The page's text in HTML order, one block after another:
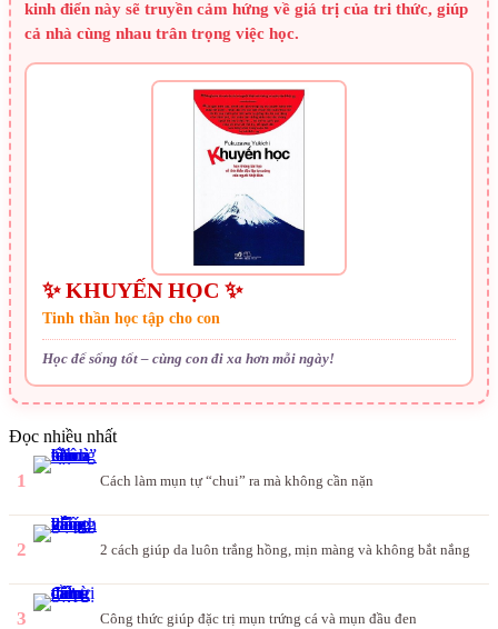
kinh điển này sẽ truyền cảm hứng về giá trị của tri thức, giúp
cả nhà cùng nhau trân trọng việc học.
✨ KHUYẾN HỌC ✨
Tinh thần học tập cho con
Học để sống tốt – cùng con đi xa hơn mỗi ngày!
Đọc nhiều nhất
1 Cách làm mụn tự “chui” ra mà không cần nặn
2 2 cách giúp da luôn trắng hồng, mịn màng và không bắt nắng
3 Công thức giúp đặc trị mụn trứng cá và mụn đầu đen